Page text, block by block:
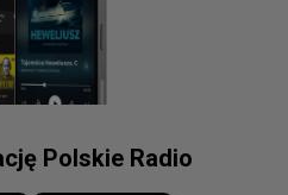
Polskie Radio